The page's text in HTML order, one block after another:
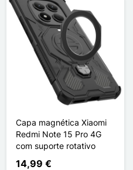
Capa magnética Xiaomi
Redmi Note 15 Pro 4G
com suporte rotativo
14,99 €